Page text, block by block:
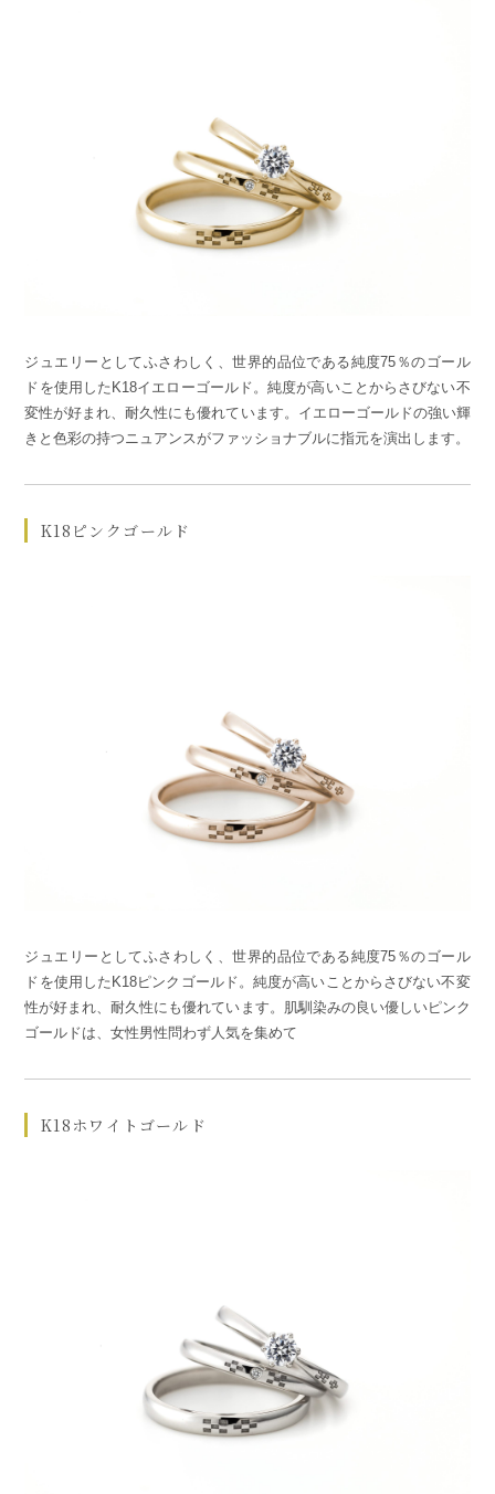
ジュエリーとしてふさわしく、世界的品位である純度75％のゴール
ドを使用したK18イエローゴールド。純度が高いことからさびない不
変性が好まれ、耐久性にも優れています。イエローゴールドの強い輝
きと色彩の持つニュアンスがファッショナブルに指元を演出します。
K18ピンクゴールド
ジュエリーとしてふさわしく、世界的品位である純度75％のゴール
ドを使用したK18ピンクゴールド。純度が高いことからさびない不変
性が好まれ、耐久性にも優れています。肌馴染みの良い優しいピンク
ゴールドは、女性男性問わず人気を集めて
K18ホワイトゴールド